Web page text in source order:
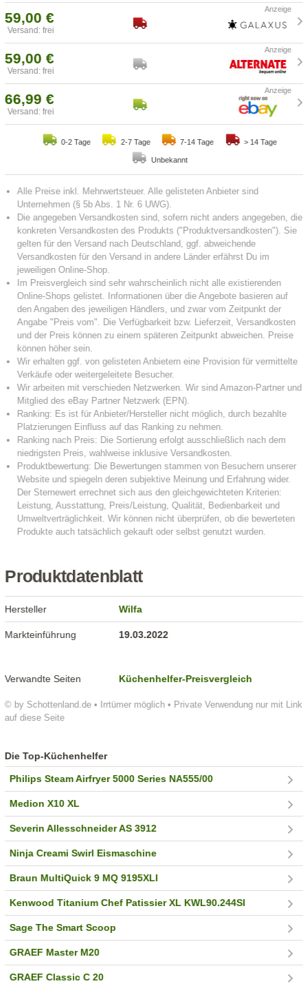
59,00 €
Versand: frei
59,00 €
Versand: frei
66,99 €
Versand: frei
0-2 Tage 2-7 Tage 7-14 Tage > 14 Tage
Unbekannt
Produktdatenblatt
© by Schottenland.de • Irrtümer möglich • Private Verwendung nur mit Link
auf diese Seite
Hersteller Wilfa
Markteinführung 19.03.2022
Verwandte Seiten Küchenhelfer-Preisvergleich
Die Top-Küchenhelfer
Philips Steam Airfryer 5000 Series NA555/00
Medion X10 XL
Severin Allesschneider AS 3912
Ninja Creami Swirl Eismaschine
Braun MultiQuick 9 MQ 9195XLI
Kenwood Titanium Chef Patissier XL KWL90.244SI
Sage The Smart Scoop
GRAEF Master M20
GRAEF Classic C 20